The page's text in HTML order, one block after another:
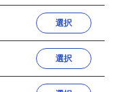
選択
選択